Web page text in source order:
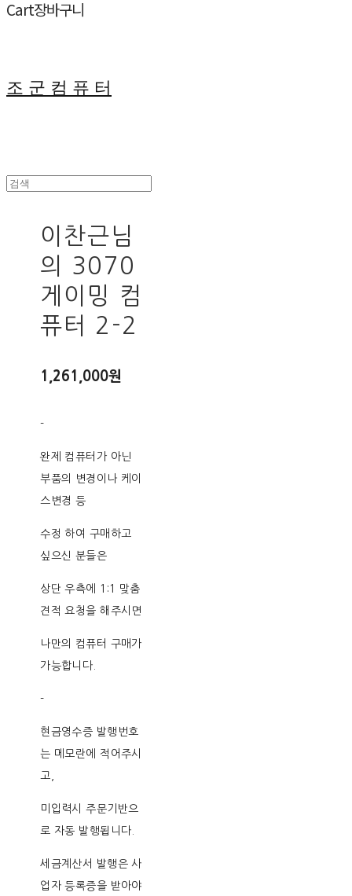
Cart장바구니
조 군 컴 퓨 터
이찬근님
의 3070
게이밍 컴
퓨터 2-2
1,261,000원
-
완제 컴퓨터가 아닌
부품의 변경이나 케이
스변경 등
수정 하여 구매하고
싶으신 분들은
상단 우측에 1:1 맞춤
견적 요청을 해주시면
나만의 컴퓨터 구매가
가능합니다.
-
현금영수증 발행번호
는 메모란에 적어주시
고,
미입력시 주문기반으
로 자동 발행됩니다.
세금계산서 발행은 사
업자 등록증을 받아야